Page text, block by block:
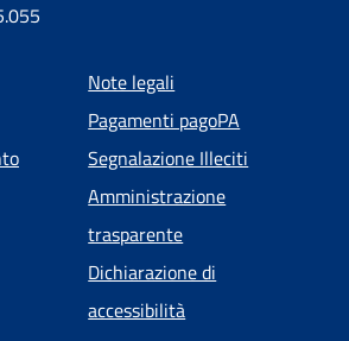
pagina
Note legali
Pagamenti pagoPA
Segnalazione Illeciti
Amministrazione
trasparente
Dichiarazione di
accessibilità